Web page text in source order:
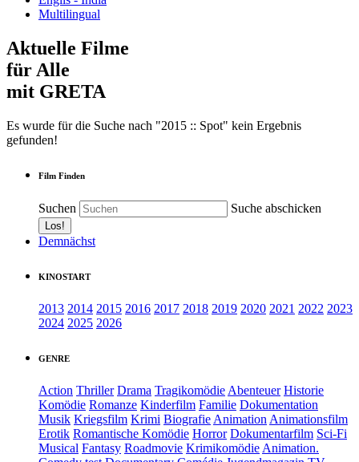
Multilingual
Aktuelle Filme
für Alle
mit GRETA
Es wurde für die Suche nach "2015 :: Spot" kein Ergebnis
gefunden!
Film Finden
Suchen Suche abschicken
Demnächst
KINOSTART
2013 2014 2015 2016 2017 2018 2019 2020 2021 2022 2023
2024 2025 2026
GENRE
Action Thriller Drama Tragikomödie Abenteuer Historie
Komödie Romanze Kinderfilm Familie Dokumentation
Musik Kriegsfilm Krimi Biografie Animation Animationsfilm
Erotik Romantische Komödie Horror Dokumentarfilm Sci-Fi
Musical Fantasy Roadmovie Krimikomödie Animation.